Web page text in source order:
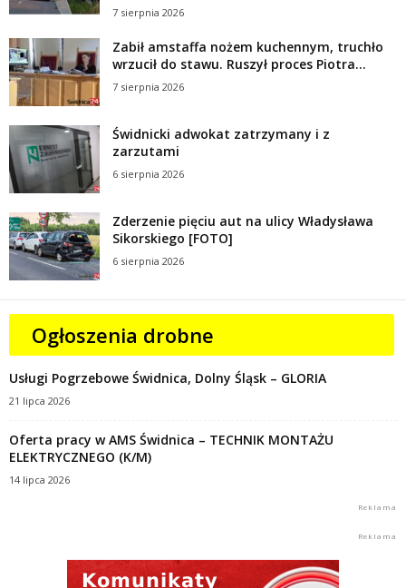
7 sierpnia 2026
Zabił amstaffa nożem kuchennym, truchło
wrzucił do stawu. Ruszył proces Piotra...
7 sierpnia 2026
Świdnicki adwokat zatrzymany i z
zarzutami
6 sierpnia 2026
Zderzenie pięciu aut na ulicy Władysława
Sikorskiego [FOTO]
6 sierpnia 2026
Ogłoszenia drobne
Usługi Pogrzebowe Świdnica, Dolny Śląsk – GLORIA
21 lipca 2026
Oferta pracy w AMS Świdnica – TECHNIK MONTAŻU
ELEKTRYCZNEGO (K/M)
14 lipca 2026